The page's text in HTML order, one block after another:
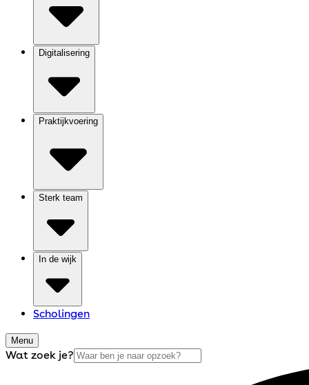
Digitalisering
Praktijkvoering
Sterk team
In de wijk
Scholingen
Menu
Wat zoek je?